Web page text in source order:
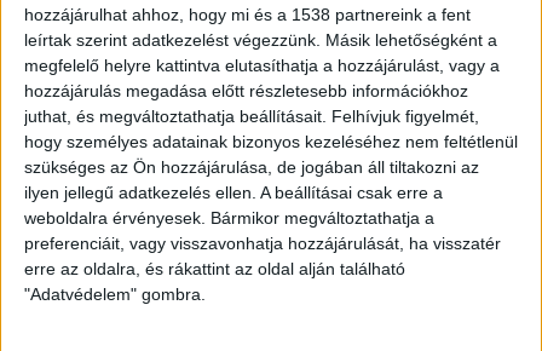
hozzájárulhat ahhoz, hogy mi és a 1538 partnereink a fent
leírtak szerint adatkezelést végezzünk. Másik lehetőségként a
megfelelő helyre kattintva elutasíthatja a hozzájárulást, vagy a
hozzájárulás megadása előtt részletesebb információkhoz
juthat, és megváltoztathatja beállításait. Felhívjuk figyelmét,
hogy személyes adatainak bizonyos kezeléséhez nem feltétlenül
szükséges az Ön hozzájárulása, de jogában áll tiltakozni az
ilyen jellegű adatkezelés ellen. A beállításai csak erre a
weboldalra érvényesek. Bármikor megváltoztathatja a
preferenciáit, vagy visszavonhatja hozzájárulását, ha visszatér
erre az oldalra, és rákattint az oldal alján található
"Adatvédelem" gombra.
FRISS HÍREK
ZÖLDINFÓ 1 óra telt el a létrehozás óta
Aszály és rekordhőség: vízkorlátozásokat vezetnek
be a Balkánon
ZÖLDINFÓ 1 óra telt el a létrehozás óta
Tenger alatti kábel erősíti Európa
energiabiztonságát 2028-tól
ZÖLDINFÓ 1 óra telt el a létrehozás óta
A múlt üzen a jövőnek: drasztikusan alacsony